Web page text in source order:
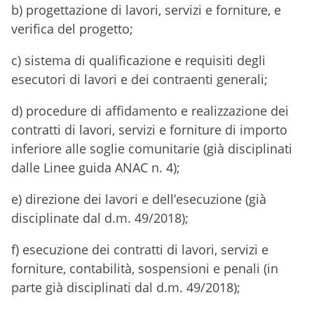
b) progettazione di lavori, servizi e forniture, e
verifica del progetto;
c) sistema di qualificazione e requisiti degli
esecutori di lavori e dei contraenti generali;
d) procedure di affidamento e realizzazione dei
contratti di lavori, servizi e forniture di importo
inferiore alle soglie comunitarie (già disciplinati
dalle Linee guida ANAC n. 4);
e) direzione dei lavori e dell’esecuzione (già
disciplinate dal d.m. 49/2018);
f) esecuzione dei contratti di lavori, servizi e
forniture, contabilità, sospensioni e penali (in
parte già disciplinati dal d.m. 49/2018);